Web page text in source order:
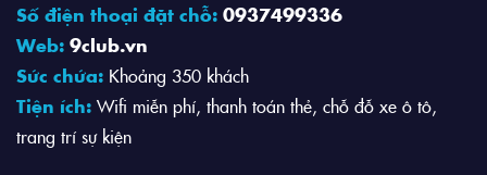
Số điện thoại đặt chỗ: 0937499336
Web: 9club.vn
Sức chứa: Khoảng 350 khách
Tiện ích: Wifi miễn phí, thanh toán thẻ, chỗ đỗ xe ô tô,
trang trí sự kiện